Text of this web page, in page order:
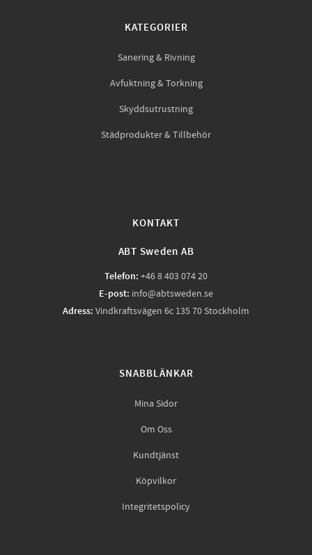
KATEGORIER
Sanering & Rivning
Avfuktning & Torkning
Skyddsutrustning
Städprodukter & Tillbehör
KONTAKT
ABT Sweden AB
Telefon: +46 8 403 074 20
E-post: info@abtsweden.se
Adress: Vindkraftsvägen 6c 135 70 Stockholm
SNABBLÄNKAR
Mina Sidor
Om Oss
Kundtjänst
Köpvilkor
Integritetspolicy